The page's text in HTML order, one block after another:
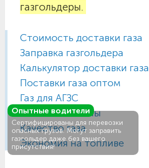
газгольдеры.
Стоимость доставки газа
Заправка газгольдера
Калькулятор доставки газа
Поставки газа оптом
Газ для АГЗС
Газовые баллоны
Качество газа
Экономия на топливе
Опытные водители
Сертифицированы для перевозки
опасных грузов. Могут заправить
газгольдер даже без вашего
присутствия!